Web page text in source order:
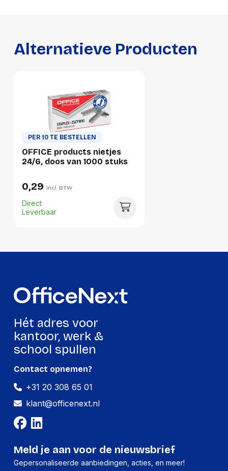
Per stuk
Hoeveelheid:
1 stuk
Breedte:
Hoogte:
15 millimeter
Gewicht:
Lengte:
155 millimeter
Alternatieve Producten
PER 10 TE BESTELLEN
OFFICE products nietjes
24/6, doos van 1000 stuks
0,29 incl. BTW
Direct
Leverbaar
Hét adres voor
kantoor, werk &
school spullen
Contact opnemen?
+31 20 308 65 01
klant@officenext.nl
Meld je aan voor de nieuwsbrief
Gepersonaliseerde aanbiedingen, acties, en meer!